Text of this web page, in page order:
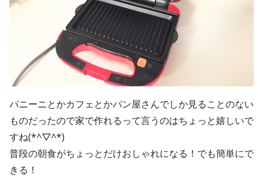
パニーニとかカフェとかパン屋さんでしか見ることのない
ものだったので家で作れるって言うのはちょっと嬉しいで
すね(*^▽^*)
普段の朝食がちょっとだけおしゃれになる！でも簡単にで
きる！